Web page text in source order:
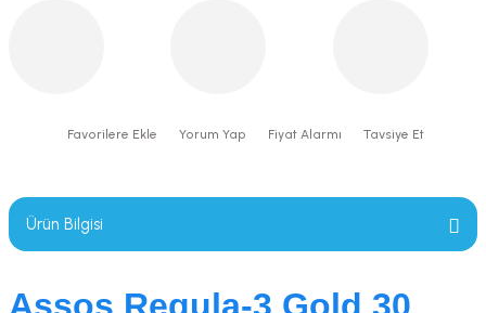
Yorum Yap Fiyat Alarmı Tavsiye Et
Ürün Bilgisi